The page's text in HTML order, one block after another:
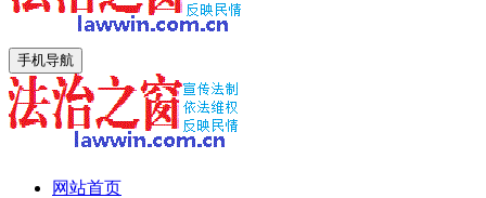
手机导航
网站首页